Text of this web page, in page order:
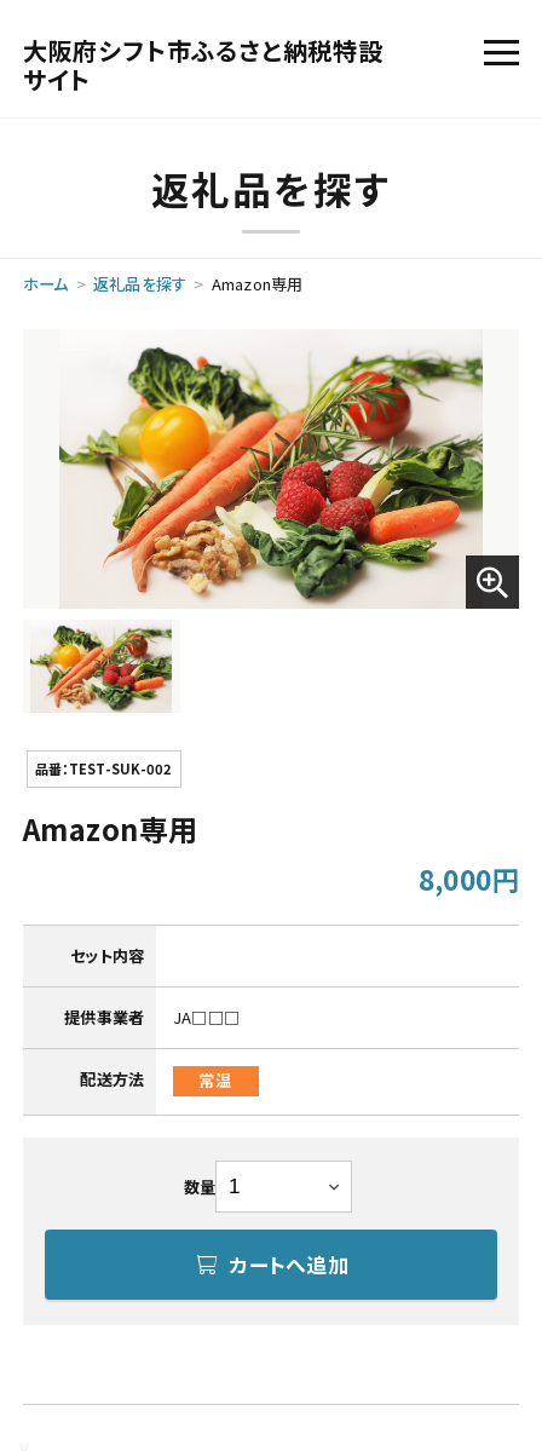
大阪府シフト市ふるさと納税特設
サイト
返礼品を探す
ホーム 返礼品を探す Amazon専用
品番：TEST-SUK-002
Amazon専用
8,000円
セット内容
提供事業者 JA□□□
配送方法 常温
数量
カートへ追加